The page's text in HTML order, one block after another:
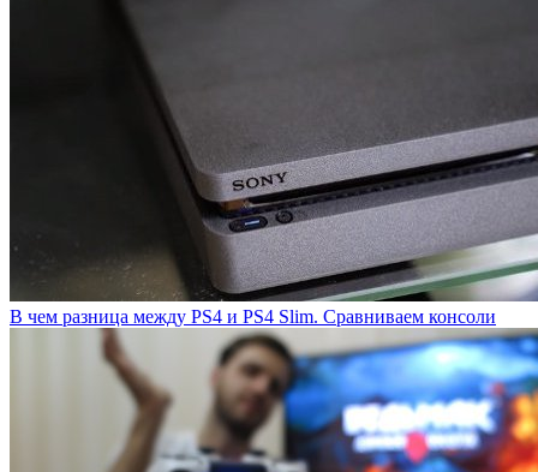
В чем разница между PS4 и PS4 Slim. Сравниваем консоли